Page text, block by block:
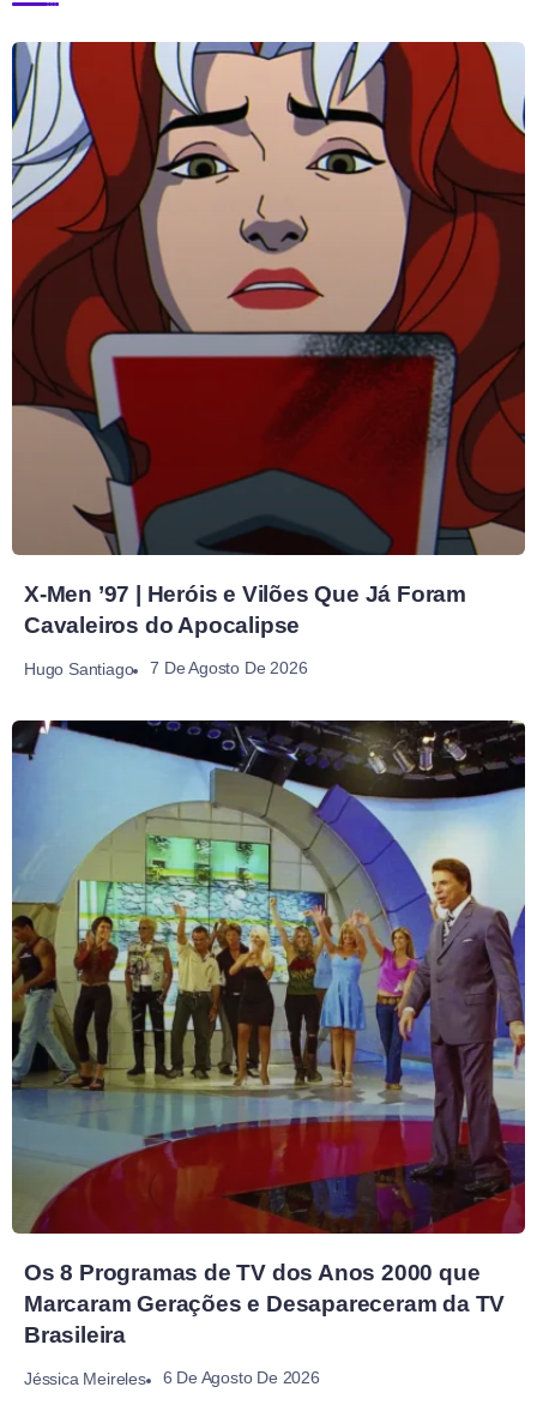
X-Men ’97 | Heróis e Vilões Que Já Foram
Cavaleiros do Apocalipse
Hugo Santiago 7 De Agosto De 2026
Os 8 Programas de TV dos Anos 2000 que
Marcaram Gerações e Desapareceram da TV
Brasileira
Jéssica Meireles 6 De Agosto De 2026